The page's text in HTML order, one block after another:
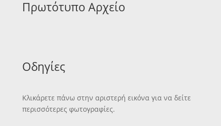
Πρωτότυπο Αρχείο
Οδηγίες
Κλικάρετε πάνω στην αριστερή εικόνα για να δείτε
περισσότερες φωτογραφίες.